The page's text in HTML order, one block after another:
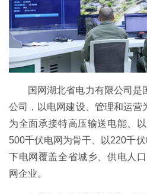
国网湖北省电力有限公司是
公司，以电网建设、管理和运营
为全面承接特高压输送电能、
500千伏电网为骨干、以220千
下电网覆盖全省城乡、供电人
网企业。